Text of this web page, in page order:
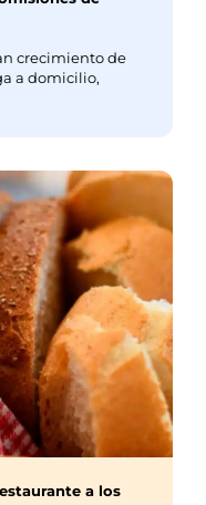
crecimiento de
a domicilio,
a los